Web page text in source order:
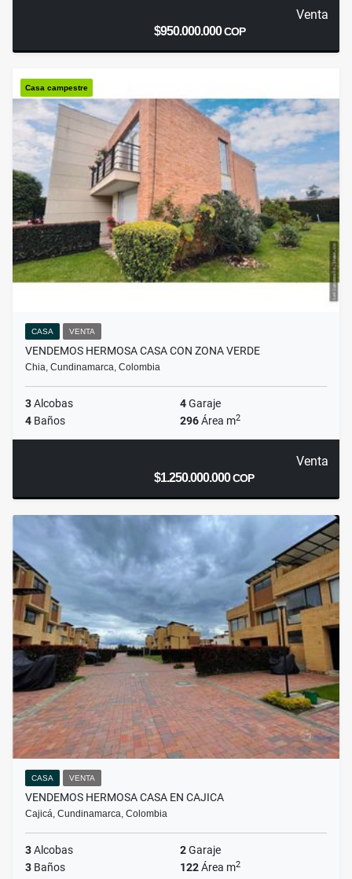
Venta
$950.000.000COP
Casa campestre
CASA VENTA
VENDEMOS HERMOSA CASA CON ZONA VERDE
Chia, Cundinamarca, Colombia
3Alcobas 4Garaje
4 Baños 296Área m2
Venta
$1.250.000.000COP
CASA VENTA
VENDEMOS HERMOSA CASA EN CAJICA
Cajicá, Cundinamarca, Colombia
3Alcobas 2Garaje
3 Baños 122Área m2